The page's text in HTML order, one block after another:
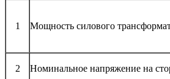
1 Мощность силового
2 Номинальное напряжение на